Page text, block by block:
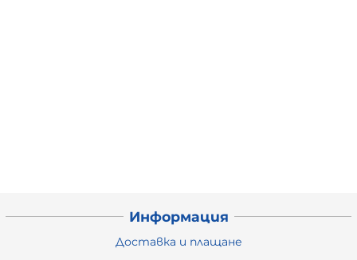
Информация
Доставка и плащане